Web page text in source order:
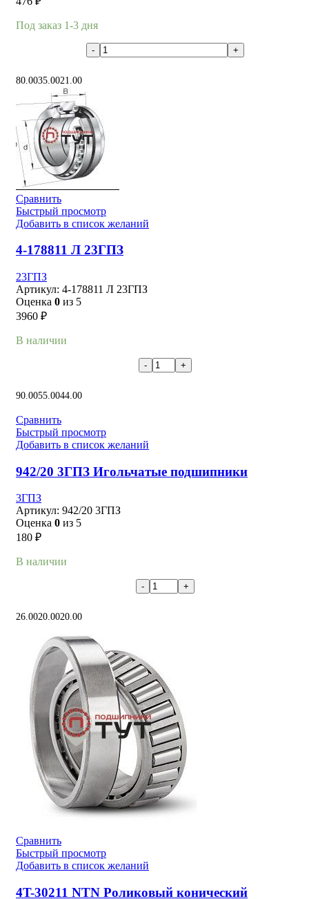
Под заказ 1-3 дня
80.0035.0021.00
Сравнить
Быстрый просмотр
Добавить в список желаний
4-178811 Л 23ГПЗ
23ГПЗ
Артикул: 4-178811 Л 23ГПЗ
Оценка 0 из 5
3960 ₽
В наличии
90.0055.0044.00
Сравнить
Быстрый просмотр
Добавить в список желаний
942/20 3ГПЗ Игольчатые подшипники
3ГПЗ
Артикул: 942/20 3ГПЗ
Оценка 0 из 5
180 ₽
В наличии
26.0020.0020.00
Сравнить
Быстрый просмотр
Добавить в список желаний
4T-30211 NTN Роликовый конический